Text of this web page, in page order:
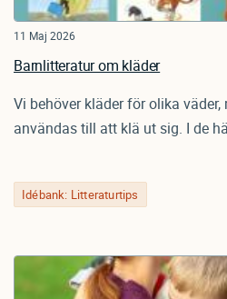
Idébank: Litteraturtips
11 Maj 2026
Barnlitteratur om kläder
Vi behöver kläder för olika
användas till att klä ut sig. I de